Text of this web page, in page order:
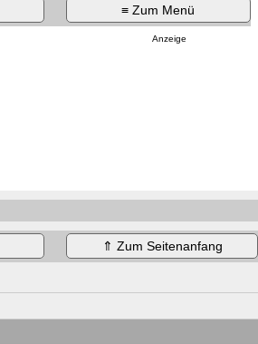
≡ Zum Menü
Anzeige
⇑ Zum Seitenanfang